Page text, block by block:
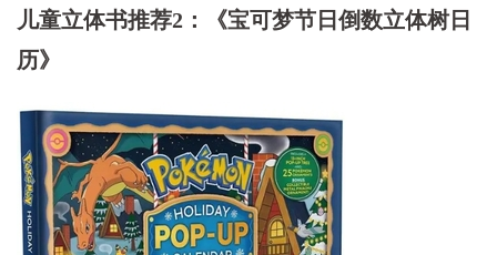
儿童立体书推荐2：《宝可梦节日倒数立体树日
历》